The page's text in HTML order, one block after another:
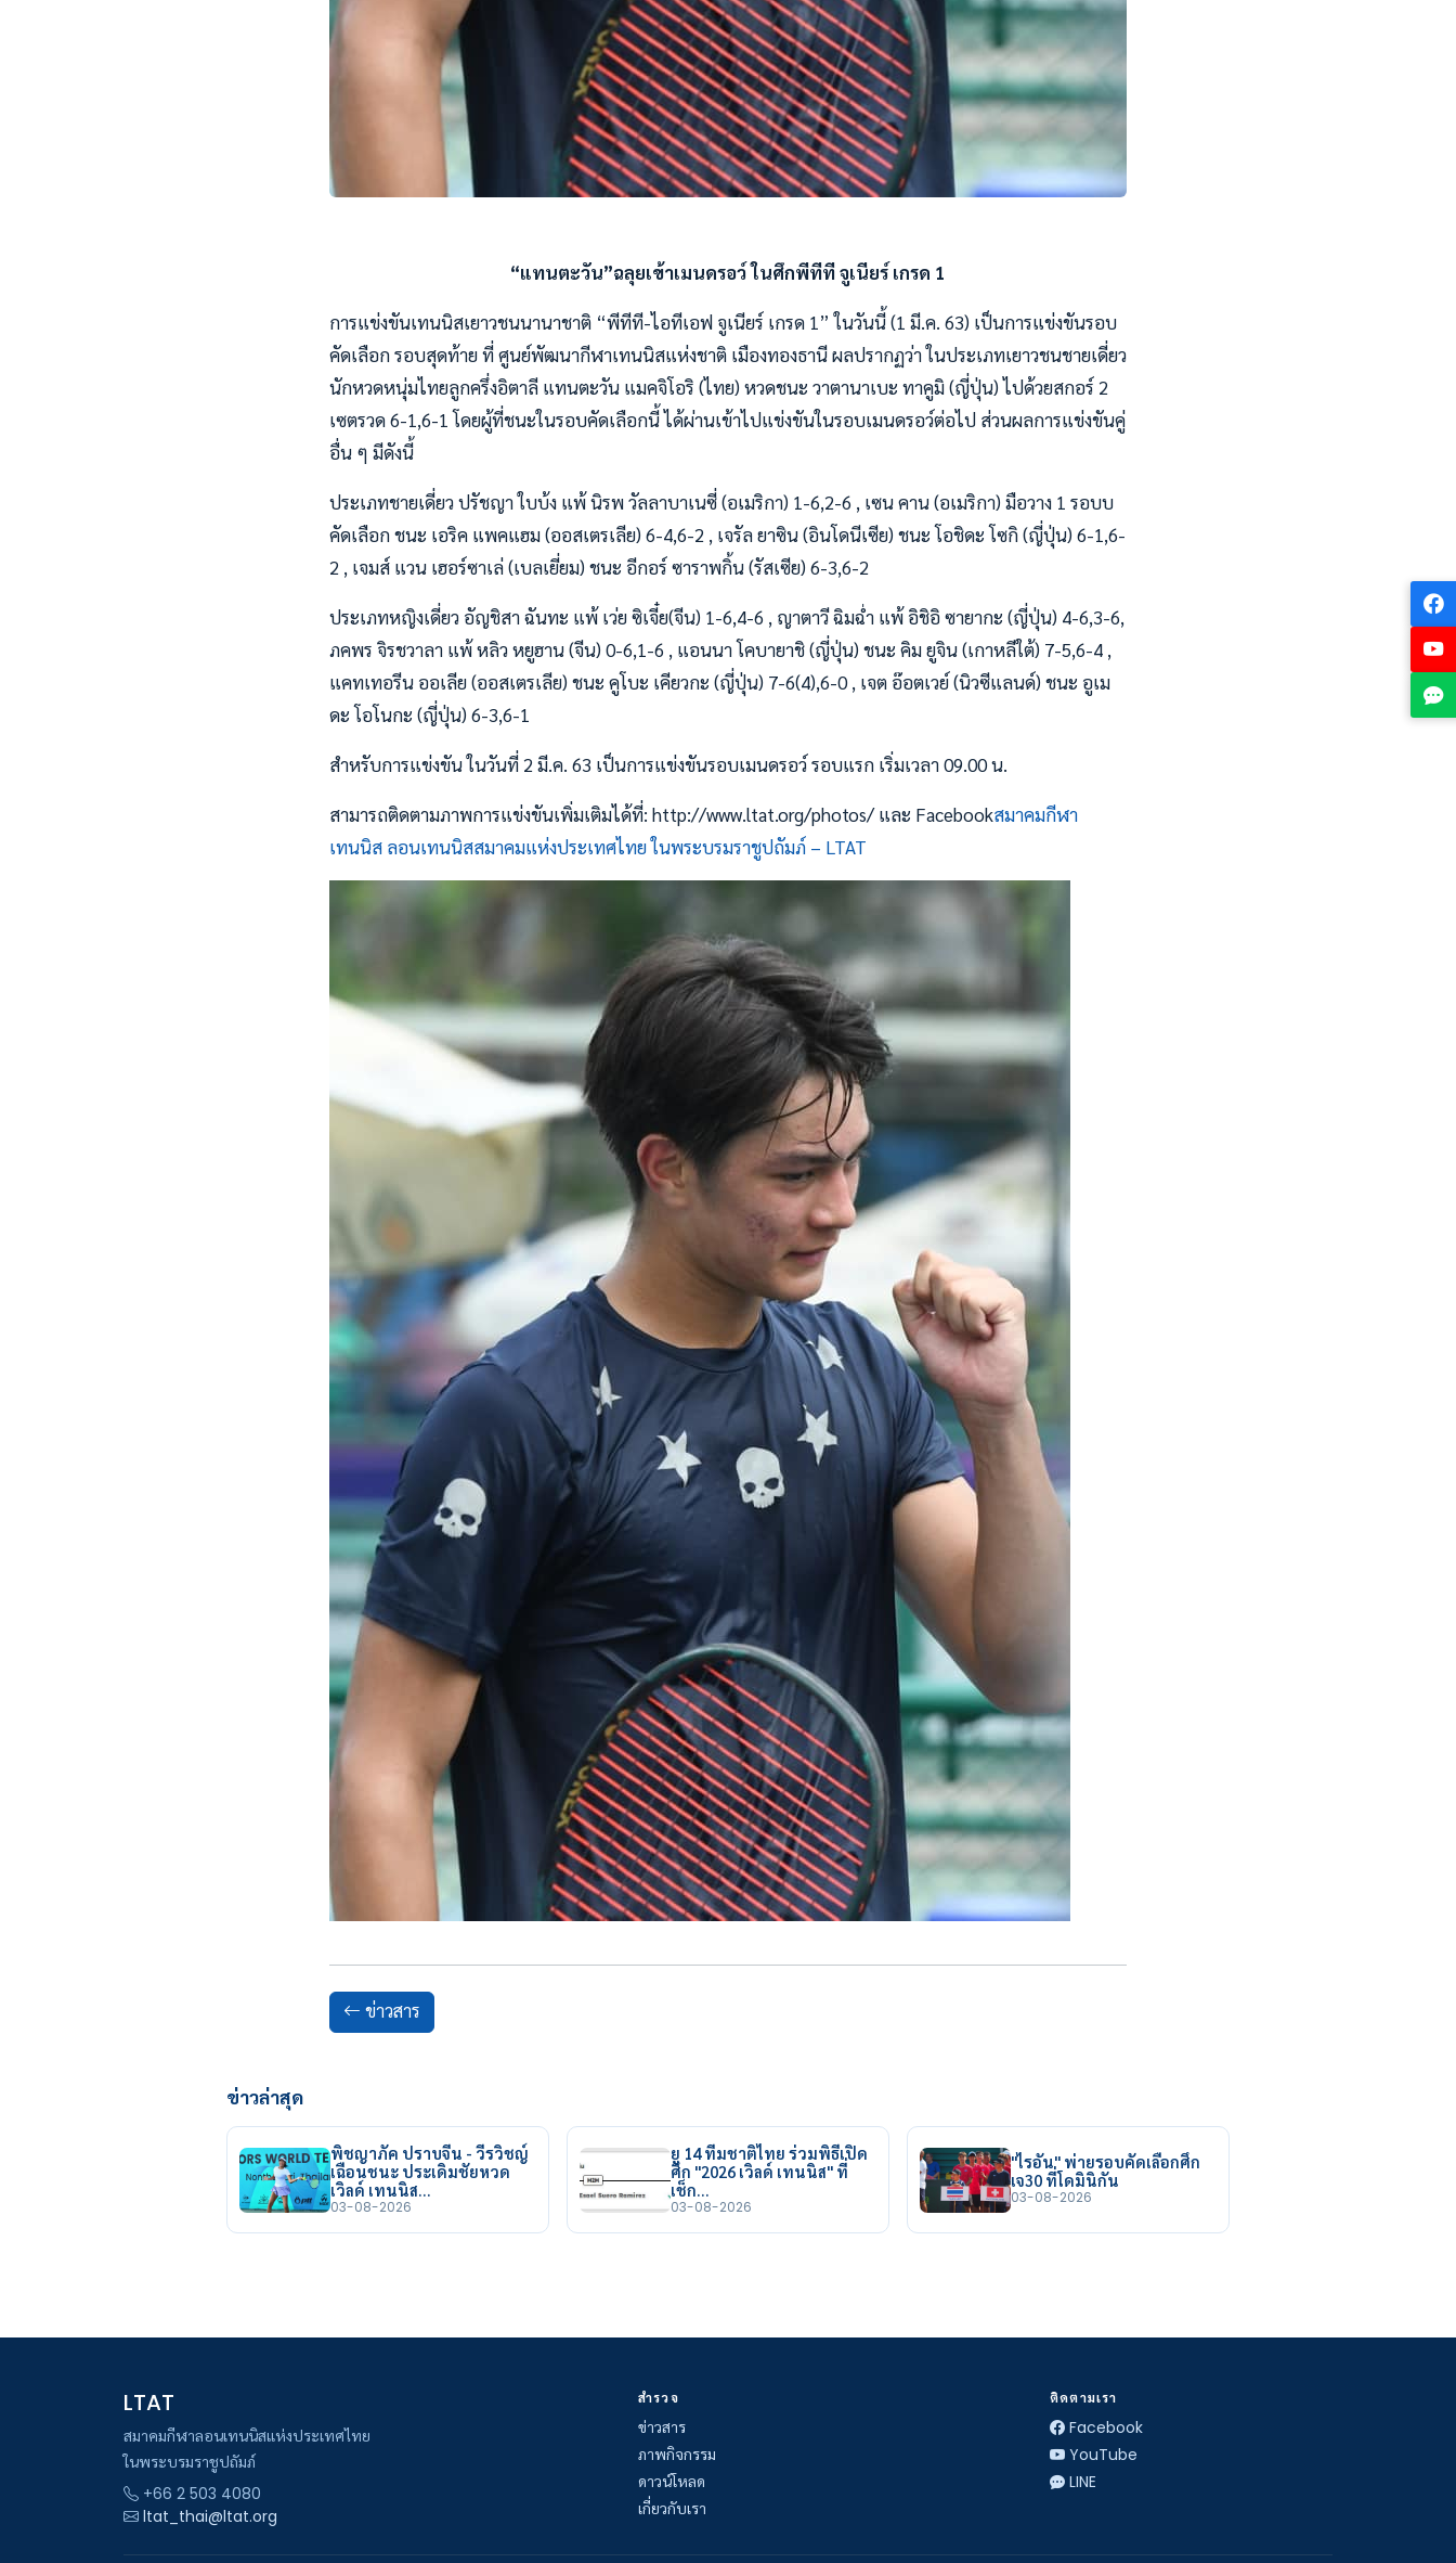
“แทนตะวัน”ฉลุยเข้าเมนดรอว์ ในศึกพีทีที จูเนียร์ เกรด 1
การแข่งขันเทนนิสเยาวชนนานาชาติ “พีทีที-ไอทีเอฟ จูเนียร์ เกรด 1” ในวันนี้ (1 มี.ค. 63) เป็นการแข่งขันรอบ
คัดเลือก รอบสุดท้าย ที่ ศูนย์พัฒนากีฬาเทนนิสแห่งชาติ เมืองทองธานี ผลปรากฏว่า ในประเภทเยาวชนชายเดี่ยว
นักหวดหนุ่มไทยลูกครึ่งอิตาลี แทนตะวัน แมคจิโอริ (ไทย) หวดชนะ วาตานาเบะ ทาคูมิ (ญี่ปุ่น) ไปด้วยสกอร์ 2
เซตรวด 6-1,6-1 โดยผู้ที่ชนะในรอบคัดเลือกนี้ ได้ผ่านเข้าไปแข่งขันในรอบเมนดรอว์ต่อไป ส่วนผลการแข่งขันคู่
อื่น ๆ มีดังนี้
ประเภทชายเดี่ยว ปรัชญา ใบบ้ง แพ้ นิรพ วัลลาบาเนซี่ (อเมริกา) 1-6,2-6 , เซน คาน (อเมริกา) มือวาง 1 รอบบ
คัดเลือก ชนะ เอริค แพคแฮม (ออสเตรเลีย) 6-4,6-2 , เจรัล ยาซิน (อินโดนีเซีย) ชนะ โอชิดะ โซกิ (ญี่ปุ่น) 6-1,6-
2 , เจมส์ แวน เฮอร์ซาเล่ (เบลเยี่ยม) ชนะ อีกอร์ ซาราพกิ้น (รัสเซีย) 6-3,6-2
ประเภทหญิงเดี่ยว อัญชิสา ฉันทะ แพ้ เว่ย ซิเจี๋ย(จีน) 1-6,4-6 , ญาตาวี ฉิมฉ่ำ แพ้ อิชิอิ ซายากะ (ญี่ปุ่น) 4-6,3-6,
ภคพร จิรชวาลา แพ้ หลิว หยูฮาน (จีน) 0-6,1-6 , แอนนา โคบายาชิ (ญี่ปุ่น) ชนะ คิม ยูจิน (เกาหลีใต้) 7-5,6-4 ,
แคทเทอรีน ออเลีย (ออสเตรเลีย) ชนะ คูโบะ เคียวกะ (ญี่ปุ่น) 7-6(4),6-0 , เจต อ๊อตเวย์ (นิวซีแลนด์) ชนะ อูเม
ดะ โอโนกะ (ญี่ปุ่น) 6-3,6-1
สำหรับการแข่งขัน ในวันที่ 2 มี.ค. 63 เป็นการแข่งขันรอบเมนดรอว์ รอบแรก เริ่มเวลา 09.00 น.
สามารถติดตามภาพการแข่งขันเพิ่มเติมได้ที่: http://www.ltat.org/photos/ และ Facebookสมาคมกีฬา
เทนนิส ลอนเทนนิสสมาคมแห่งประเทศไทย ในพระบรมราชูปถัมภ์ – LTAT
ข่าวสาร
ข่าวล่าสุด
พิชญาภัค ปราบจีน - วีรวิชญ์
เฉือนชนะ ประเดิมชัยหวด
เวิลด์ เทนนิส…
03-08-2026
ยู 14 ทีมชาติไทย ร่วมพิธีเปิด
ศึก "2026 เวิลด์ เทนนิส" ที่
เช็ก…
03-08-2026
"ไรอัน" พ่ายรอบคัดเลือกศึก
เจ30 ที่โดมินิกัน
03-08-2026
LTAT
สมาคมกีฬาลอนเทนนิสแห่งประเทศไทย
ในพระบรมราชูปถัมภ์
+66 2 503 4080
ltat_thai@ltat.org
สำรวจ
ข่าวสาร
ภาพกิจกรรม
ดาวน์โหลด
เกี่ยวกับเรา
ติดตามเรา
Facebook
YouTube
LINE